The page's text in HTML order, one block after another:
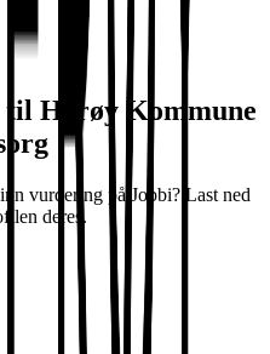
til Herøy Kommune
vurdering på Jobbi? Last ned
deres.